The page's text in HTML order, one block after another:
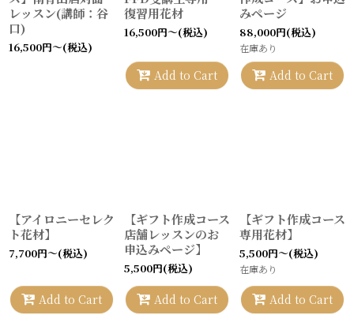
レッスン(講師：谷
口)
16,500円～(税込)
復習用花材
16,500円～(税込)
Add to Cart
みページ
88,000円(税込)
在庫あり
Add to Cart
【アイロニーセレク
ト花材】
7,700円～(税込)
Add to Cart
【ギフト作成コース
店舗レッスンのお
申込みページ】
5,500円(税込)
Add to Cart
【ギフト作成コース
専用花材】
5,500円～(税込)
在庫あり
Add to Cart